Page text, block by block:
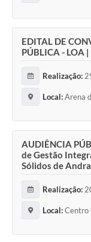
EDITAL DE
PÚBLICA - LOA
Realização:
Local:Arena
AUDIÊNCIA
de Gestão
Sólidos de
Realização:
Local:Centro